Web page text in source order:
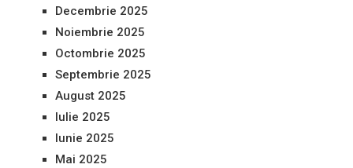
Decembrie 2025
Noiembrie 2025
Octombrie 2025
Septembrie 2025
August 2025
Iulie 2025
Iunie 2025
Mai 2025